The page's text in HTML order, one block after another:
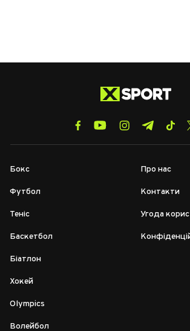
Бокс
Футбол
Теніс
Баскетбол
Біатлон
Хокей
Olympics
Волейбол
Про нас
Контакти
Угода